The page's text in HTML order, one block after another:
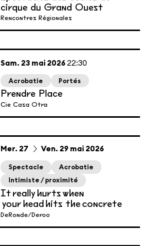
cirque du Grand Ouest
Rencontres Régionales
samedi
Sam. 23 mai
mai 202622:30
Acrobatie Portés
Prendre Place
Cie Casa Otra
du
mercredi
Mer. 27 au
vendredi
Ven. 29 mai
mai 2026
Spectacle
Acrobatie
Intimiste / proximité
It really hurts when
your head hits the concrete
DeRonde/Deroo